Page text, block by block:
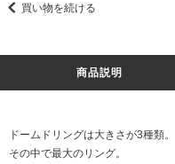
買い物を続ける
商品説明
ドームドリングは大きさが3種類。
その中で最大のリング。